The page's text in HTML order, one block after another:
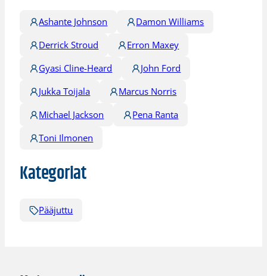
Ashante Johnson
Damon Williams
Derrick Stroud
Erron Maxey
Gyasi Cline-Heard
John Ford
Jukka Toijala
Marcus Norris
Michael Jackson
Pena Ranta
Toni Ilmonen
Kategoriat
Pääjuttu